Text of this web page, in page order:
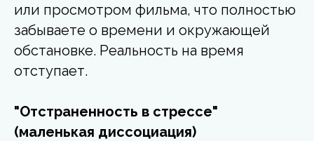
или просмотром фильма, что полностью
забываете о времени и окружающей
обстановке. Реальность на время
отступает.
"Отстраненность в стрессе"
(маленькая диссоциация)